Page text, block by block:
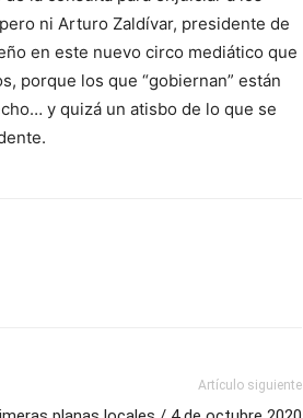
ni Arturo Zaldívar, presidente de
en este nuevo circo mediático que
porque los que “gobiernan” están
y quizá un atisbo de lo que se
Artículo siguiente